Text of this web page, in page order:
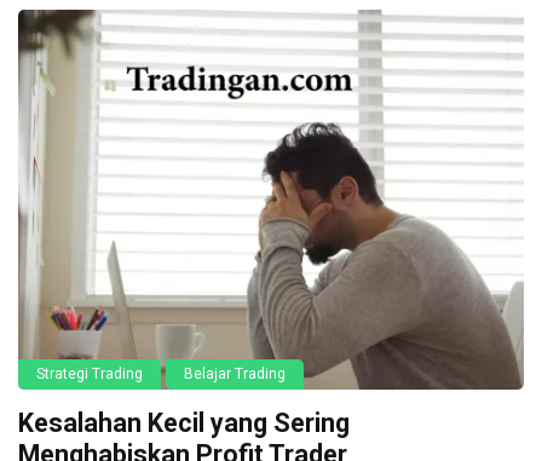
Strategi Trading Belajar Trading
Kesalahan Kecil yang Sering
Menghabiskan Profit Trader